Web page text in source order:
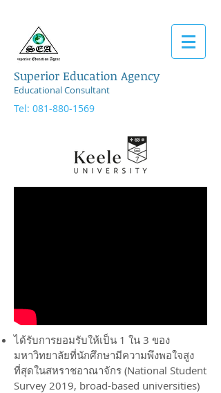
Superior Education Agency
Educational Consultant
Tel: 081-880-1569
ได้รับการยอมรับให้เป็น 1 ใน 3 ของ
มหาวิทยาลัยที่นักศึกษามีความพึงพอใจสูง
ที่สุดในสหราชอาณาจักร (National Student
Survey 2019, broad-based universities)